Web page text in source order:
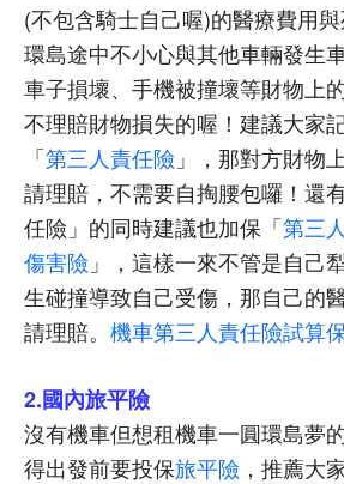
(不包含騎士自己喔)的醫療費用
環島途中不小心與其他車輛發生
車子損壞、手機被撞壞等財物上
不理賠財物損失的喔！建議大家
「第三人責任險 」，那對方財物
請理賠，不需要自掏腰包囉！還
任險」的同時建議也加保「第三
傷害險 」，這樣一來不管是自己
生碰撞導致自己受傷，那自己的
請理賠。 機車第三人責任險試算
2.國內旅平險
沒有機車但想租機車一圓環島夢
得出發前要投保旅平險 ，推薦大